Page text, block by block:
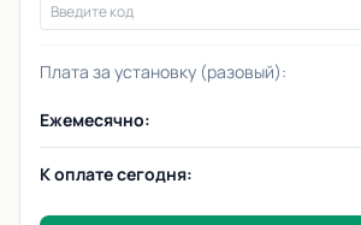
Плата за установку (разовый):
Ежемесячно:
К оплате сегодня: